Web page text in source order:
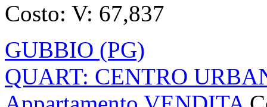
Costo: V: 67,837
GUBBIO (PG)
QUART: CENTRO